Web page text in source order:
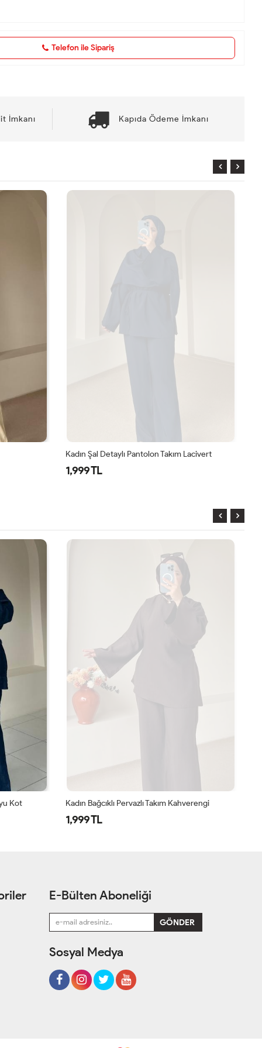
Telefon ile Sipariş
İmkanı Kapıda Ödeme İmkanı
Kadın Şal Detaylı Pantolon Takım Lacivert
1,999 TL
Kot Kadın Bağcıklı Pervazlı Takım Kahverengi
1,999 TL
E-Bülten Aboneliği
Sosyal Medya